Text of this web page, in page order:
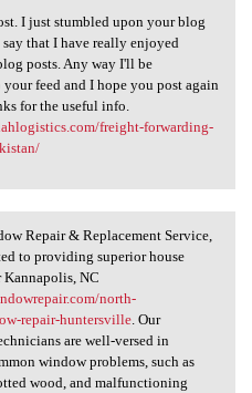
I just
I just stumbled upon your blog
that I have really enjoyed
posts. Any way I'll be
feed and I hope you post again
for the useful info.
freight-forwarding-
Repair &
Repair & Replacement Service,
to providing superior house
NC
north-
repair-huntersville. Our
are well-versed in
window problems, such as
wood, and malfunctioning